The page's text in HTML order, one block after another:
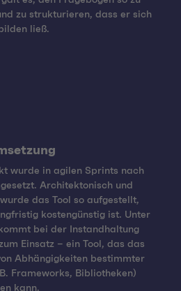
zu strukturieren, dass er sich
ließ.
wurde in agilen Sprints nach
Architektonisch und
das Tool so aufgestellt,
kostengünstig ist. Unter
bei der Instandhaltung
Einsatz – ein Tool, das das
Abhängigkeiten bestimmter
Frameworks, Bibliotheken)
kann.